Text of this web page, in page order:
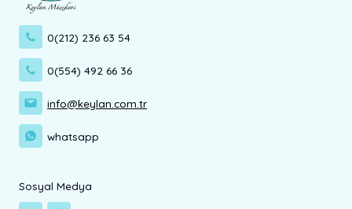
0(212) 236 63 54
0(554) 492 66 36
info@keylan.com.tr
whatsapp
Sosyal Medya